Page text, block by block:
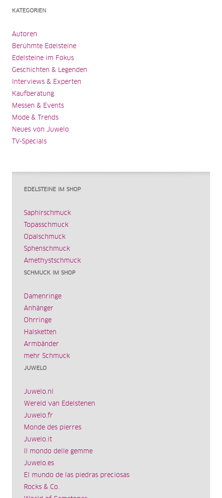
KATEGORIEN
Autoren
Berühmte Edelsteine
Edelsteine im Fokus
Geschichten & Legenden
Interviews & Experten
Kaufberatung
Messen & Events
Mode & Trends
Neues von Juwelo
TV-Specials
EDELSTEINE IM SHOP
Saphirschmuck
Topasschmuck
Opalschmuck
Sphenschmuck
Amethystschmuck
SCHMUCK IM SHOP
Damenringe
Anhänger
Ohrringe
Halsketten
Armbänder
mehr Schmuck
JUWELO
Juwelo.nl
Wereld van Edelstenen
Juwelo.fr
Monde des pierres
Juwelo.it
Il mondo delle gemme
Juwelo.es
El mundo de las piedras preciosas
Rocks & Co.